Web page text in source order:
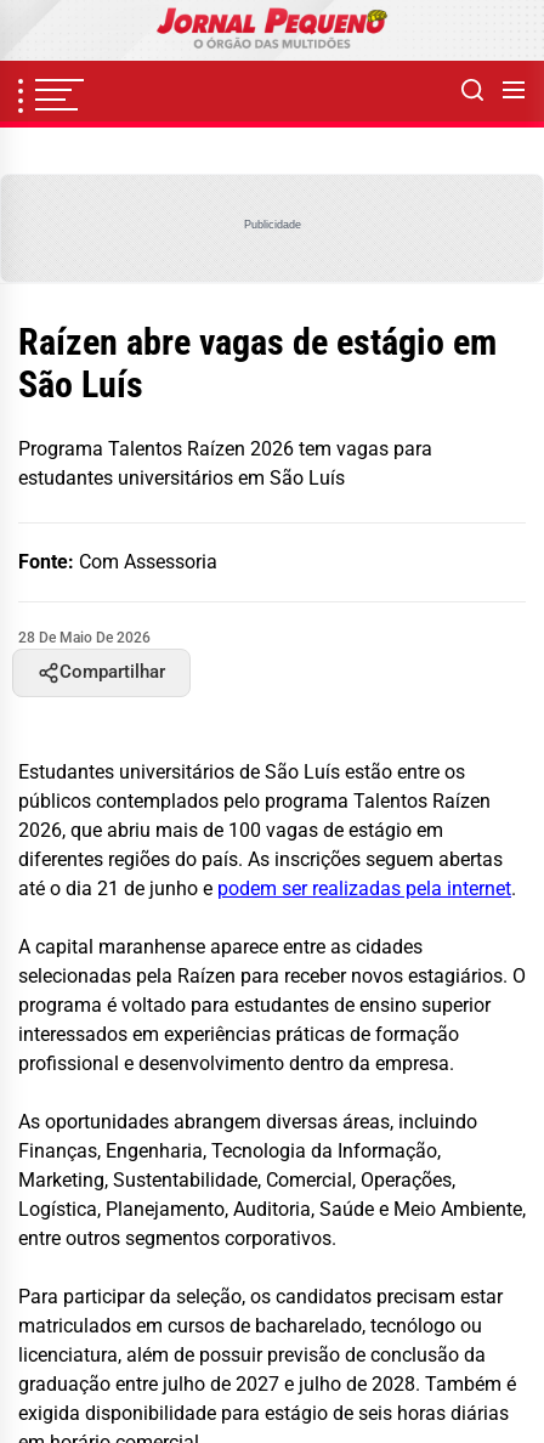
content
Publicidade
Raízen abre vagas de estágio em
São Luís
Programa Talentos Raízen 2026 tem vagas para
estudantes universitários em São Luís
Fonte: Com Assessoria
28 De Maio De 2026
Compartilhar
Estudantes universitários de São Luís estão entre os
públicos contemplados pelo programa Talentos Raízen
2026, que abriu mais de 100 vagas de estágio em
diferentes regiões do país. As inscrições seguem abertas
até o dia 21 de junho e podem ser realizadas pela internet.
A capital maranhense aparece entre as cidades
selecionadas pela Raízen para receber novos estagiários. O
programa é voltado para estudantes de ensino superior
interessados em experiências práticas de formação
profissional e desenvolvimento dentro da empresa.
As oportunidades abrangem diversas áreas, incluindo
Finanças, Engenharia, Tecnologia da Informação,
Marketing, Sustentabilidade, Comercial, Operações,
Logística, Planejamento, Auditoria, Saúde e Meio Ambiente,
entre outros segmentos corporativos.
Para participar da seleção, os candidatos precisam estar
matriculados em cursos de bacharelado, tecnólogo ou
licenciatura, além de possuir previsão de conclusão da
graduação entre julho de 2027 e julho de 2028. Também é
exigida disponibilidade para estágio de seis horas diárias